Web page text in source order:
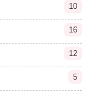
10
16
12
5